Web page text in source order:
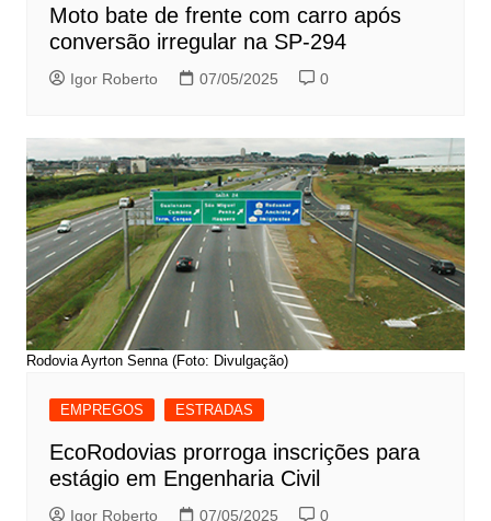
Moto bate de frente com carro após
conversão irregular na SP-294
Igor Roberto 07/05/2025 0
Rodovia Ayrton Senna (Foto: Divulgação)
EMPREGOS ESTRADAS
EcoRodovias prorroga inscrições para
estágio em Engenharia Civil
Igor Roberto 07/05/2025 0